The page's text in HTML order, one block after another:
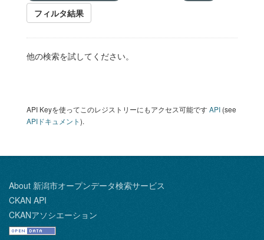
フィルタ結果
他の検索を試してください。
API Keyを使ってこのレジストリーにもアクセス可能ですAPI (see
APIドキュメント).
About 新潟市オープンデータ検索サービス
CKAN API
CKANアソシエーション